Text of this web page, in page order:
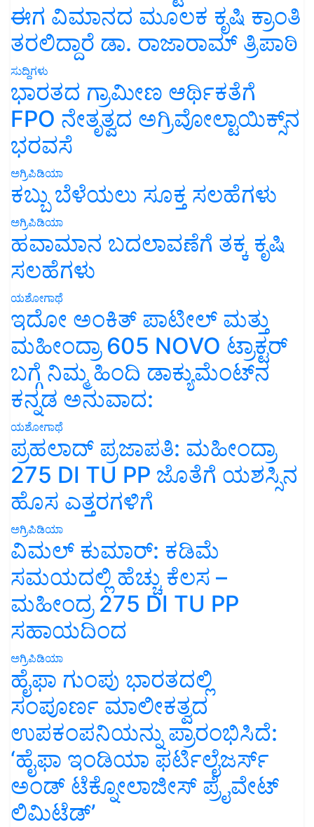
ಈಗ ವಿಮಾನದ ಮೂಲಕ ಕೃಷಿ ಕ್ರಾಂತಿ
ತರಲಿದ್ದಾರೆ ಡಾ. ರಾಜಾರಾಮ್ ತ್ರಿಪಾಠಿ
ಸುದ್ದಿಗಳು
ಭಾರತದ ಗ್ರಾಮೀಣ ಆರ್ಥಿಕತೆಗೆ
FPO ನೇತೃತ್ವದ ಅಗ್ರಿವೋಲ್ಟಾಯಿಕ್ಸ್‌ನ
ಭರವಸೆ
ಅಗ್ರಿಪಿಡಿಯಾ
ಕಬ್ಬು ಬೆಳೆಯಲು ಸೂಕ್ತ ಸಲಹೆಗಳು
ಅಗ್ರಿಪಿಡಿಯಾ
ಹವಾಮಾನ ಬದಲಾವಣೆಗೆ ತಕ್ಕ ಕೃಷಿ
ಸಲಹೆಗಳು
ಯಶೋಗಾಥೆ
ಇದೋ ಅಂಕಿತ್ ಪಾಟೀಲ್ ಮತ್ತು
ಮಹೀಂದ್ರಾ 605 NOVO ಟ್ರಾಕ್ಟರ್
ಬಗ್ಗೆ ನಿಮ್ಮ ಹಿಂದಿ ಡಾಕ್ಯುಮೆಂಟ್‌ನ
ಕನ್ನಡ ಅನುವಾದ:
ಯಶೋಗಾಥೆ
ಪ್ರಹಲಾದ್ ಪ್ರಜಾಪತಿ: ಮಹೀಂದ್ರಾ
275 DI TU PP ಜೊತೆಗೆ ಯಶಸ್ಸಿನ
ಹೊಸ ಎತ್ತರಗಳಿಗೆ
ಅಗ್ರಿಪಿಡಿಯಾ
ವಿಮಲ್ ಕುಮಾರ್: ಕಡಿಮೆ
ಸಮಯದಲ್ಲಿ ಹೆಚ್ಚು ಕೆಲಸ –
ಮಹೀಂದ್ರ 275 DI TU PP
ಸಹಾಯದಿಂದ
ಅಗ್ರಿಪಿಡಿಯಾ
ಹೈಫಾ ಗುಂಪು ಭಾರತದಲ್ಲಿ
ಸಂಪೂರ್ಣ ಮಾಲೀಕತ್ವದ
ಉಪಕಂಪನಿಯನ್ನು ಪ್ರಾರಂಭಿಸಿದೆ:
‘ಹೈಫಾ ಇಂಡಿಯಾ ಫರ್ಟಿಲೈಜರ್ಸ್
ಅಂಡ್ ಟೆಕ್ನೋಲಾಜೀಸ್ ಪ್ರೈವೇಟ್
ಲಿಮಿಟೆಡ್’